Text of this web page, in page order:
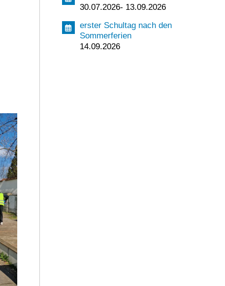
30.07.2026- 13.09.2026
erster Schultag nach den
Sommerferien
14.09.2026